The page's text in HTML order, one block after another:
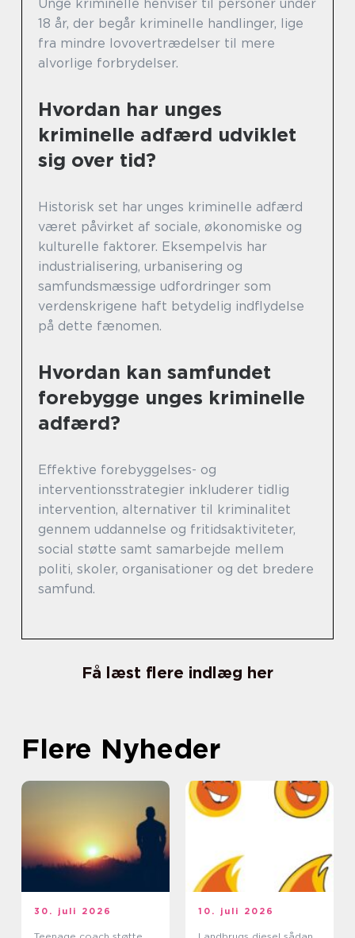
Unge kriminelle henviser til personer under
18 år, der begår kriminelle handlinger, lige
fra mindre lovovertrædelser til mere
alvorlige forbrydelser.
Hvordan har unges
kriminelle adfærd udviklet
sig over tid?
Historisk set har unges kriminelle adfærd
været påvirket af sociale, økonomiske og
kulturelle faktorer. Eksempelvis har
industrialisering, urbanisering og
samfundsmæssige udfordringer som
verdenskrigene haft betydelig indflydelse
på dette fænomen.
Hvordan kan samfundet
forebygge unges kriminelle
adfærd?
Effektive forebyggelses- og
interventionsstrategier inkluderer tidlig
intervention, alternativer til kriminalitet
gennem uddannelse og fritidsaktiviteter,
social støtte samt samarbejde mellem
politi, skoler, organisationer og det bredere
samfund.
Få læst flere indlæg her
Flere Nyheder
30. juli 2026 10. juli 2026